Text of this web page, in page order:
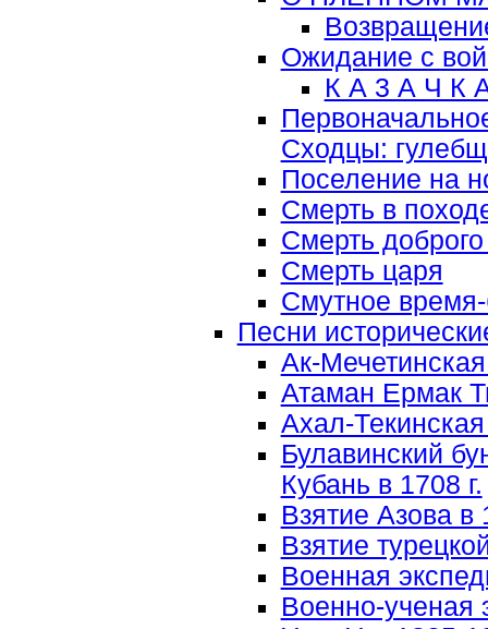
Ожидание с
К А 3 А Ч К
Сходцы:
Поселение на
Смерть в
Смерть
Смерть царя
Смутное
Песни
Ак-
Атаман Ермак
Ахал-Текинская
Булавинский
Кубань в 1708 г.
Взятие Азова в
Взятие
Военная
Военно-ученая